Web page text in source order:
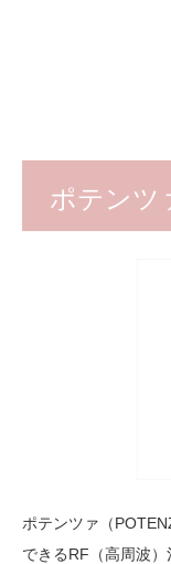
ポテン
ポテンツァ（
できるRF（高周波